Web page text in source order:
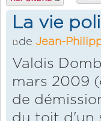
La vie
de Jean-
Valdis
mars 2009
de
du toit d'un